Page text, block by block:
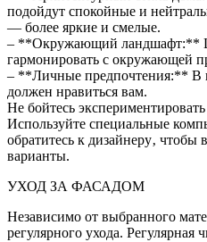
подойдут спокойные и
— более яркие и смелые.
– **Окружающий ландшафт:**
гармонировать с окружающей
– **Личные предпочтения:** В
должен нравиться вам.
Не бойтесь
Используйте специальные
обратитесь к дизайнеру‚ чтобы
варианты.
УХОД ЗА ФАСАДОМ
Независимо от выбранного
регулярного ухода. Регулярная